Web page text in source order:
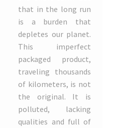
that in the long run
is a burden that
depletes our planet.
This imperfect
packaged product,
traveling thousands
of kilometers, is not
the original. It is
polluted, lacking
qualities and full of